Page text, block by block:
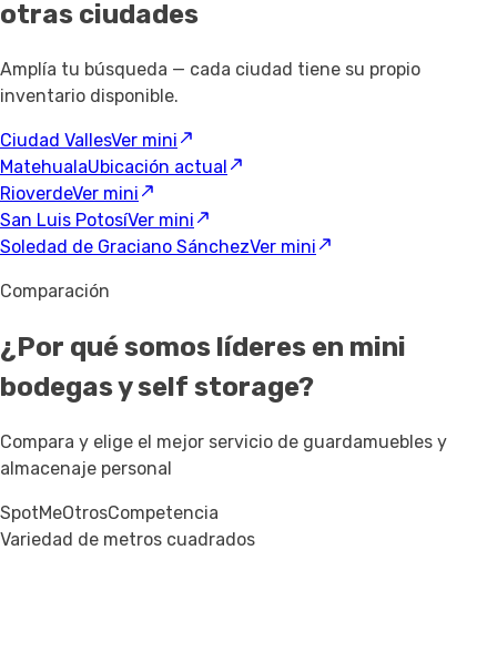
otras ciudades
Amplía tu búsqueda — cada ciudad tiene su propio
inventario disponible.
Ciudad VallesVer mini
MatehualaUbicación actual
RioverdeVer mini
San Luis PotosíVer mini
Soledad de Graciano SánchezVer mini
Comparación
¿Por qué somos líderes en mini
bodegas y self storage?
Compara y elige el mejor servicio de guardamuebles y
almacenaje personal
SpotMeOtrosCompetencia
Variedad de metros cuadrados